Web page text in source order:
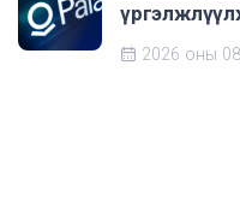
2026 оны